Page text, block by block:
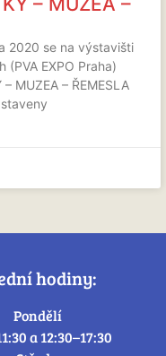
2020 se na výstavišti
EXPO Praha)
MUZEA – ŘEMESLA
hodiny:
Pondělí
a 12:30–17:30